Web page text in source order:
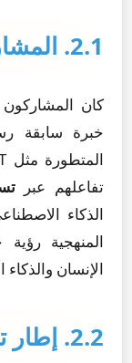
2.1. المشاركون والمهمة
خبرة سابقة
تفاعلهم عبر
الذكاء
المنهجية
الإنسان
2.2. إطار تحليل البيانات